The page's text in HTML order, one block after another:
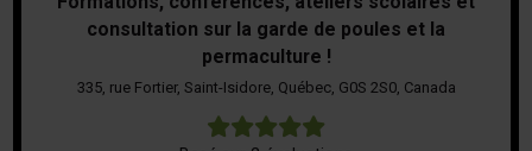
consultation sur la garde de poules et la
permaculture !
335, rue Fortier, Saint-Isidore, Québec, G0S 2S0, Canada